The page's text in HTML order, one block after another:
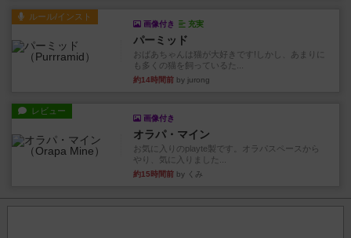
ルール/インスト
画像付き 充実
パーミッド
おばあちゃんは猫が大好きです!しかし、あまりに
も多くの猫を飼っているた...
約14時間前 by jurong
レビュー
画像付き
オラパ・マイン
お気に入りのplayte製です。オラパスペースから
やり、気に入りました...
約15時間前 by くみ